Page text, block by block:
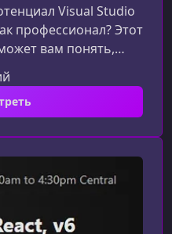
Visual Studio
профессионал? Этот
вам понять,
и почему он
в вашей
представляет
создан для
уверенно
путь от
интерфейса